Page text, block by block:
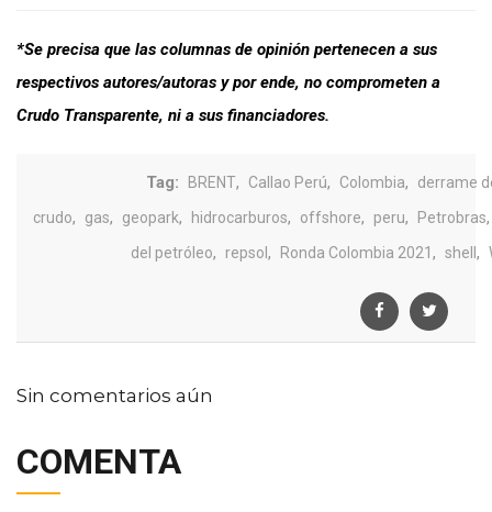
*Se precisa que las columnas de opinión pertenecen a sus
respectivos autores/autoras y por ende, no comprometen a
Crudo Transparente, ni a sus financiadores.
Tag: BRENT, Callao Perú, Colombia,
derrame
crudo, gas, geopark, hidrocarburos, offshore, peru, Petrobras,
del petróleo, repsol , Ronda Colombia 2021 , shell ,
Sin comentarios aún
COMENTA